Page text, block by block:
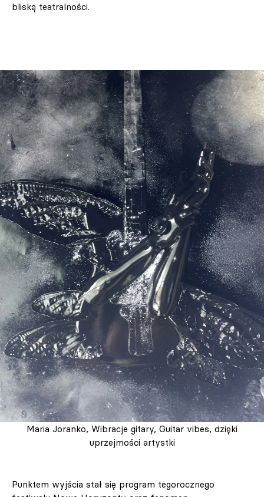
bliską teatralności.
Maria Joranko, Wibracje gitary, Guitar vibes, dzięki
uprzejmości artystki
Punktem wyjścia stał się program tegorocznego